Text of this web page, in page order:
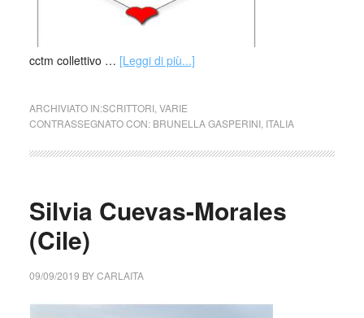
cctm collettivo … [Leggi di più...]
ARCHIVIATO IN:SCRITTORI, VARIE
CONTRASSEGNATO CON: BRUNELLA GASPERINI, ITALIA
Silvia Cuevas-Morales
(Cile)
09/09/2019 BYCARLAITA